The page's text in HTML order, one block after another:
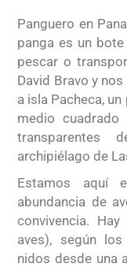
Panguero en
panga es un
pescar o
David Bravo y
a isla Pacheca,
medio
transparentes
archipiélago de
Estamos aquí
abundancia de
convivencia.
aves), según
nidos desde una